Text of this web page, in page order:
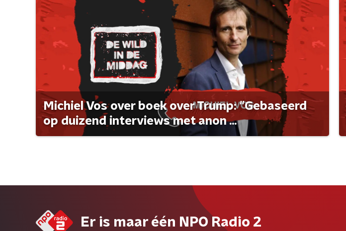
Michiel Vos over boek over Trump: "Gebaseerd
op duizend interviews met anon ...
Er is maar één NPO Radio 2